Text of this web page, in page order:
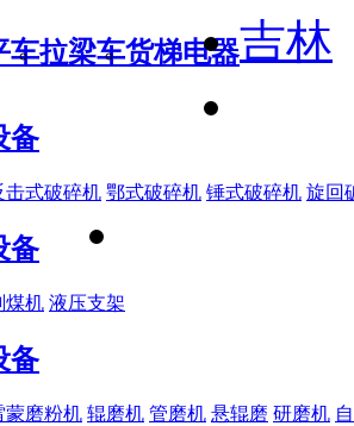
车拉梁车货梯电器
备
击式破碎机 鄂式破碎机 锤式破碎机 旋回
备
煤机 液压支架
备
蒙磨粉机 辊磨机 管磨机 悬辊磨 研磨机
吉林